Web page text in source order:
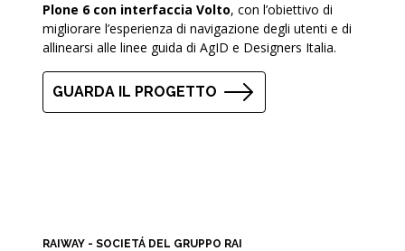
Plone 6 con interfaccia Volto, con l’obiettivo di
migliorare l’esperienza di navigazione degli utenti e di
allinearsi alle linee guida di AgID e Designers Italia.
GUARDA IL PROGETTO
RAIWAY - SOCIETÁ DEL GRUPPO RAI